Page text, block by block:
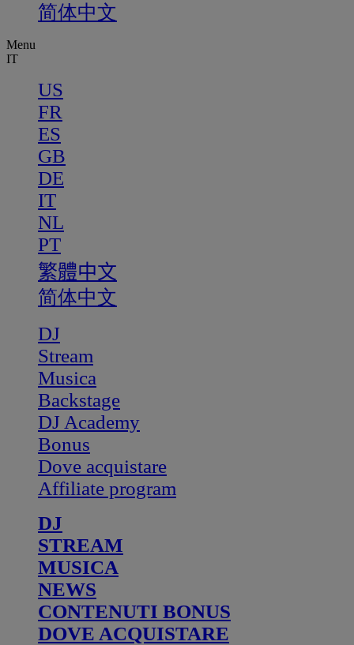
简体中文
Menu
IT
US
FR
ES
GB
DE
IT
NL
PT
繁體中文
简体中文
DJ
Stream
Musica
Backstage
DJ Academy
Bonus
Dove acquistare
Affiliate program
DJ
STREAM
MUSICA
NEWS
CONTENUTI BONUS
DOVE ACQUISTARE